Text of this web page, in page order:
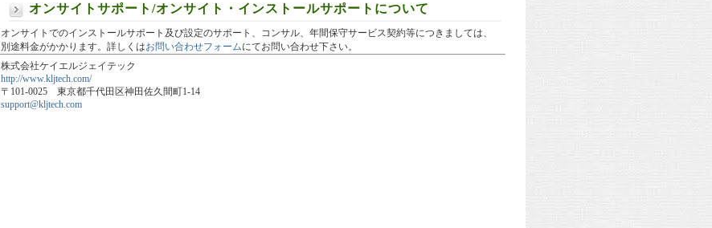
オンサイトサポート/オンサイト・インストールサポートについて
オンサイトでのインストールサポート及び設定のサポート、コンサル、年間保守サービス契約等につきましては、
別途料金がかかります。詳しくはお問い合わせフォームにてお問い合わせ下さい。
株式会社ケイエルジェイテック
http://www.kljtech.com/
〒101-0025 東京都千代田区神田佐久間町1-14
support@kljtech.com